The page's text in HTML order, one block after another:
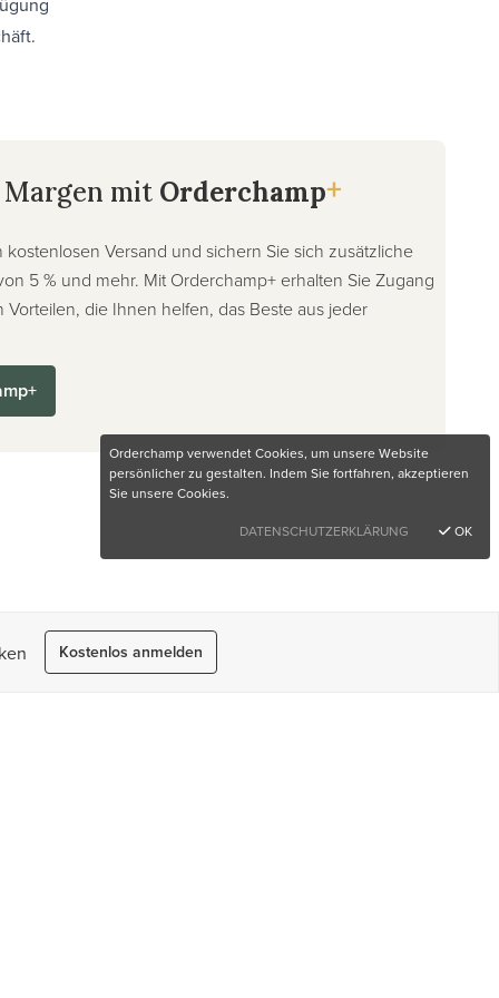
mit Orderchamp+
Versand und sichern Sie sich zusätzliche
5 % und mehr. Mit Orderchamp+ erhalten Sie Zugang
die Ihnen helfen, das Beste aus jeder
Kostenlos anmelden
Orderchamp verwendet Cookies, um unsere Website
persönlicher zu gestalten. Indem Sie fortfahren, akzeptieren
Sie unsere Cookies.
DATENSCHUTZERKLÄRUNG
OK